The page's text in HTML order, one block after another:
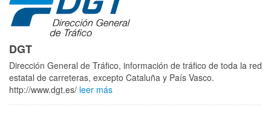
DGT
Dirección General de Tráfico, información de tráfico de toda la red
estatal de carreteras, excepto Cataluña y País Vasco.
http://www.dgt.es/ leer más